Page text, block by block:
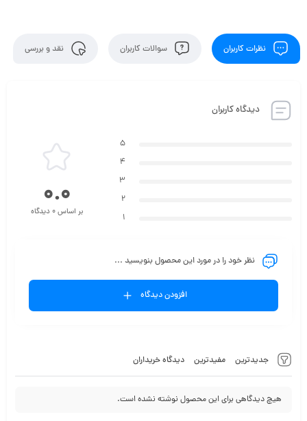
نظرات کاربران سوالات کاربران نقد و بررسی
دیدگاه کاربران
جدیدترین مفیدترین دیدگاه خریداران
هیچ دیدگاهی برای این محصول نوشته نشده است.
5
4
3
2
1
0.0
بر اساس 0 دیدگاه
نظر خود را در مورد این محصول بنویسید ...
افزودن دیدگاه